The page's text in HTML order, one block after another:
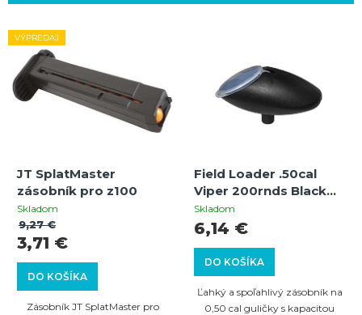
i
p
u
k
o
v
V
p
o
d
u
VÝPREDAJ
JT SplatMaster
zásobník pro z100
Skladom
DO KOŠÍKA
3,71 €
9,27 €
Zásobník JT SplatMaster pro
Field Loader .50cal
Viper 200rnds Black
zásobník pre 0,50cal
paintballové guličky
pre markery Viper
Skladom
DO KOŠÍKA
6,14 €
Ľahký a spoľahlivý zásobník na
0,50 cal guličky s kapacitou